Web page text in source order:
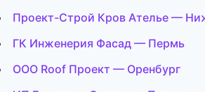
Проект-Строй Кров Ателье —
ГК Инженерия Фасад — Пермь
ООО Roof Проект — Оренбург